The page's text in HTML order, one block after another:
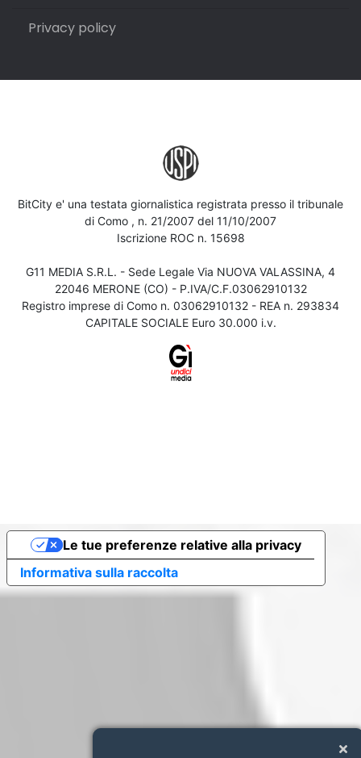
Privacy policy
BitCity e' una testata giornalistica registrata presso il tribunale
di Como , n. 21/2007 del 11/10/2007
Iscrizione ROC n. 15698
G11 MEDIA S.R.L. - Sede Legale Via NUOVA VALASSINA, 4
22046 MERONE (CO) - P.IVA/C.F.03062910132
Registro imprese di Como n. 03062910132 - REA n. 293834
CAPITALE SOCIALE Euro 30.000 i.v.
Informativa sulla raccolta
Le tue preferenze relative alla privacy